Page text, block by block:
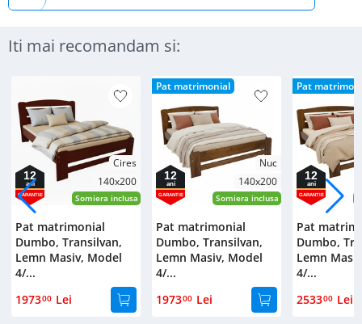
Iti mai recomandam si:
Cires
140x200
Somiera inclusa
12
ani
GARANTIE
Pat matrimonial
Dumbo, Transilvan,
Lemn Masiv, Model
4/...
197300 Lei
Pat matrimonial
Nuc
140x200
Somiera inclusa
12
ani
GARANTIE
Pat matrimonial
Dumbo, Transilvan,
Lemn Masiv, Model
4/...
197300 Lei
Pat
12
ani
GARANTIE
Pat
Dumbo,
Lemn
4/...
253300 Lei